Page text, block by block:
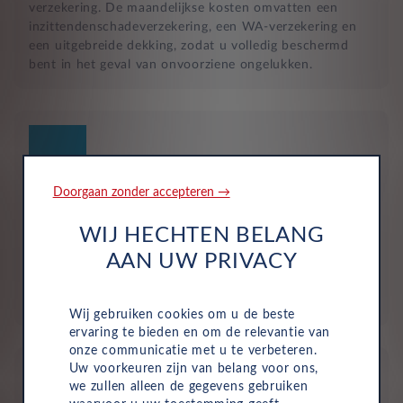
verzekering. De maandelijkse kosten omvatten een
inzittendenschadeverzekering, een WA-verzekering en
een uitgebreide dekking, zodat u volledig beschermd
bent in het geval van onvoorziene ongelukken.
Bij zakelijke lease is de leasemaatschappij eigenaar van
de auto en betaalt u een vast maandbedrag. Hierdoor
Doorgaan zonder accepteren →
WIJ HECHTEN BELANG
AAN UW PRIVACY
Wij gebruiken cookies om u de beste
ervaring te bieden en om de relevantie van
onze communicatie met u te verbeteren.
Uw voorkeuren zijn van belang voor ons,
we zullen alleen de gegevens gebruiken